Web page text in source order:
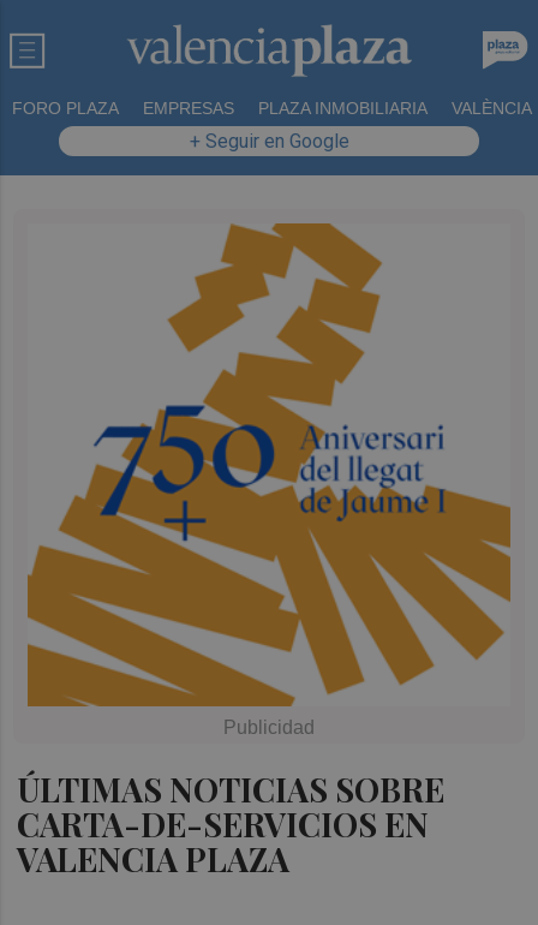
FORO PLAZA EMPRESAS PLAZA INMOBILIARIA VALÈNCIA
+ Seguir en Google
ÚLTIMAS NOTICIAS SOBRE
CARTA-DE-SERVICIOS EN
VALENCIA PLAZA